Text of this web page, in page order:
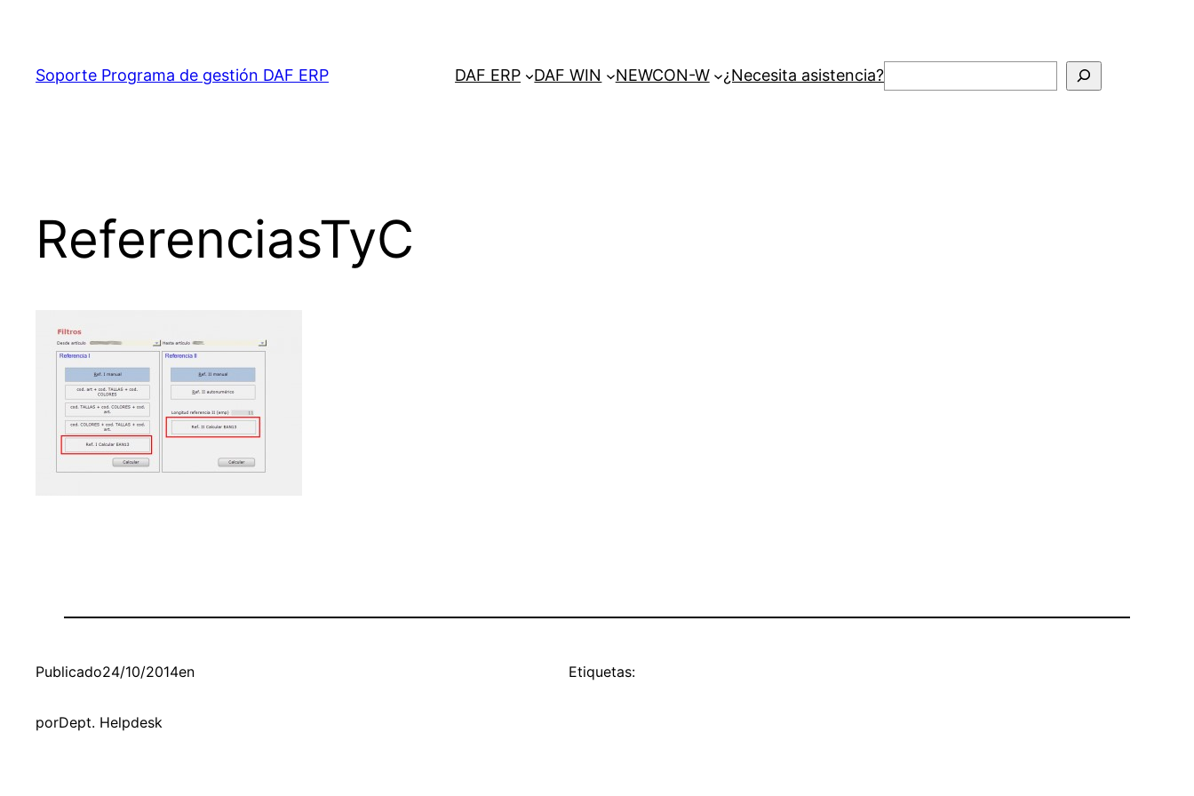
contenido
Soporte Programa de gestión DAF ERP DAF ERP DAF WIN NEWCON-W ¿Necesita asistencia?Buscar
ReferenciasTyC
Publicado24/10/2014en
porDept. Helpdesk
Etiquetas: